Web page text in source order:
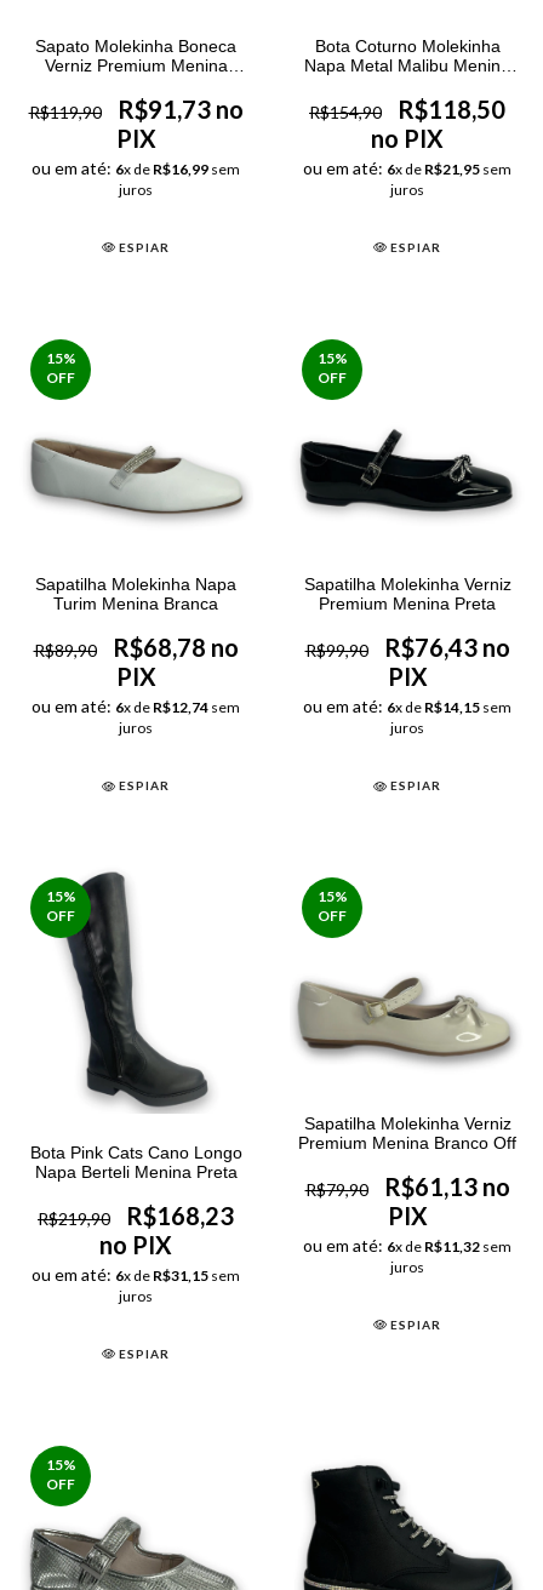
Sapato Molekinha Boneca
Verniz Premium Menina
R$119,90
R$91,73 no
PIX
ou em até: 6x de R$16,99 sem
juros
ESPIAR
Bota Coturno Molekinha
Napa Metal Malibu Menina
R$154,90
R$118,50
no PIX
ou em até: 6x de R$21,95 sem
juros
ESPIAR
15%
OFF
Sapatilha Molekinha Napa
Turim Menina Branca
R$89,90
R$68,78 no
PIX
ou em até: 6x de R$12,74 sem
juros
ESPIAR
15%
OFF
Sapatilha Molekinha Verniz
Premium Menina Preta
R$99,90
R$76,43 no
PIX
ou em até: 6x de R$14,15 sem
juros
ESPIAR
15%
OFF
Bota Pink Cats Cano Longo
Napa Berteli Menina Preta
R$219,90
R$168,23
no PIX
ou em até: 6x de R$31,15 sem
juros
ESPIAR
15%
OFF
Sapatilha Molekinha Verniz
Premium Menina Branco Off
R$79,90
R$61,13 no
PIX
ou em até: 6x de R$11,32 sem
juros
ESPIAR
15%
OFF